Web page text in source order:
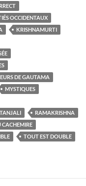
OCCIDENTAUX
KRISHNAMURTI
DE GAUTAMA
MYSTIQUES
RAMAKRISHNA
CACHEMIRE
TOUT EST DOUBLE